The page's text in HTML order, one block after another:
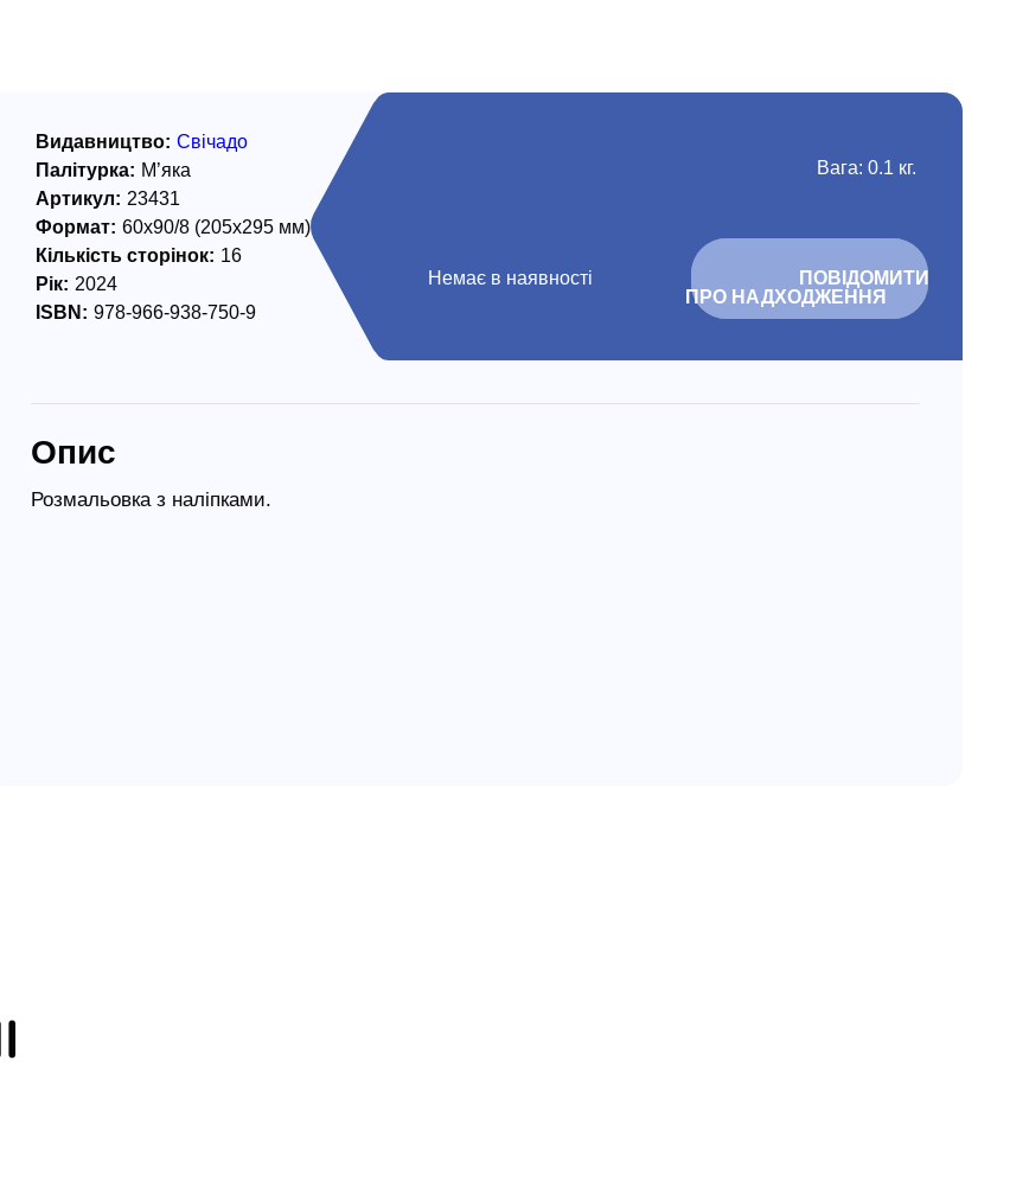
мовами
Вага: 0.1 кг.
Немає в наявності
ПРО НАДХОДЖЕННЯ
Видавництво: Свічадо
Палітурка: М’яка
Артикул: 23431
Формат: 60х90/8 (205х295 мм)
Кількість сторінок: 16
Рік: 2024
ISBN: 978-966-938-750-9
Опис
Розмальовка з наліпками.